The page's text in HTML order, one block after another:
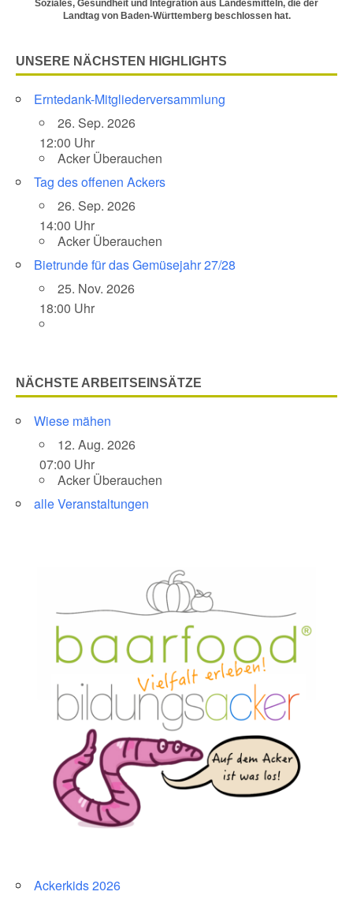
Soziales, Gesundheit und Integration aus Landesmitteln, die der
Landtag von Baden-Württemberg beschlossen hat.
UNSERE NÄCHSTEN HIGHLIGHTS
Erntedank-Mitgliederversammlung
26. Sep. 2026
12:00 Uhr
Acker Überauchen
Tag des offenen Ackers
26. Sep. 2026
14:00 Uhr
Acker Überauchen
Bietrunde für das Gemüsejahr 27/28
25. Nov. 2026
18:00 Uhr
NÄCHSTE ARBEITSEINSÄTZE
Wiese mähen
12. Aug. 2026
07:00 Uhr
Acker Überauchen
alle Veranstaltungen
Ackerkids 2026